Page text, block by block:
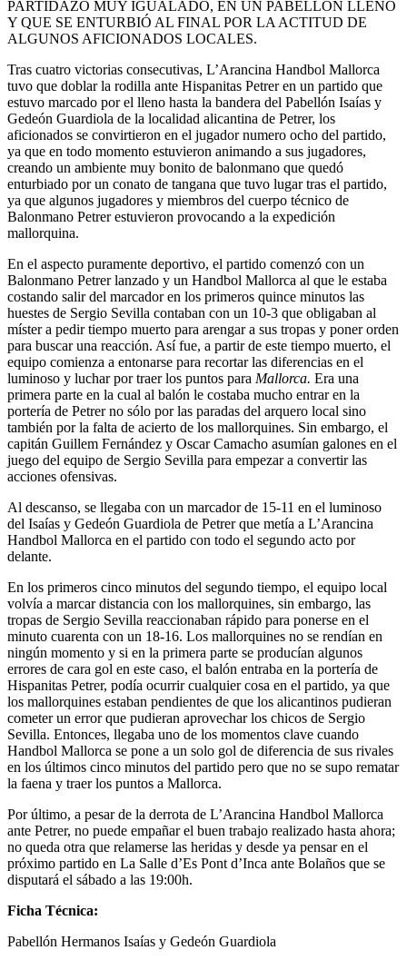
PARTIDAZO MUY IGUALADO, EN UN PABELLÓN LLENO
Y QUE SE ENTURBIÓ AL FINAL POR LA ACTITUD DE
ALGUNOS AFICIONADOS LOCALES.
Tras cuatro victorias consecutivas, L’Arancina Handbol Mallorca
tuvo que doblar la rodilla ante Hispanitas Petrer en un partido que
estuvo marcado por el lleno hasta la bandera del Pabellón Isaías y
Gedeón Guardiola de la localidad alicantina de Petrer, los
aficionados se convirtieron en el jugador numero ocho del partido,
ya que en todo momento estuvieron animando a sus jugadores,
creando un ambiente muy bonito de balonmano que quedó
enturbiado por un conato de tangana que tuvo lugar tras el partido,
ya que algunos jugadores y miembros del cuerpo técnico de
Balonmano Petrer estuvieron provocando a la expedición
mallorquina.
En el aspecto puramente deportivo, el partido comenzó con un
Balonmano Petrer lanzado y un Handbol Mallorca al que le estaba
costando salir del marcador en los primeros quince minutos las
huestes de Sergio Sevilla contaban con un 10-3 que obligaban al
míster a pedir tiempo muerto para arengar a sus tropas y poner orden
para buscar una reacción. Así fue, a partir de este tiempo muerto, el
equipo comienza a entonarse para recortar las diferencias en el
luminoso y luchar por traer los puntos para Mallorca. Era una
primera parte en la cual al balón le costaba mucho entrar en la
portería de Petrer no sólo por las paradas del arquero local sino
también por la falta de acierto de los mallorquines. Sin embargo, el
capitán Guillem Fernández y Oscar Camacho asumían galones en el
juego del equipo de Sergio Sevilla para empezar a convertir las
acciones ofensivas.
Al descanso, se llegaba con un marcador de 15-11 en el luminoso
del Isaías y Gedeón Guardiola de Petrer que metía a L’Arancina
Handbol Mallorca en el partido con todo el segundo acto por
delante.
En los primeros cinco minutos del segundo tiempo, el equipo local
volvía a marcar distancia con los mallorquines, sin embargo, las
tropas de Sergio Sevilla reaccionaban rápido para ponerse en el
minuto cuarenta con un 18-16. Los mallorquines no se rendían en
ningún momento y si en la primera parte se producían algunos
errores de cara gol en este caso, el balón entraba en la portería de
Hispanitas Petrer, podía ocurrir cualquier cosa en el partido, ya que
los mallorquines estaban pendientes de que los alicantinos pudieran
cometer un error que pudieran aprovechar los chicos de Sergio
Sevilla. Entonces, llegaba uno de los momentos clave cuando
Handbol Mallorca se pone a un solo gol de diferencia de sus rivales
en los últimos cinco minutos del partido pero que no se supo rematar
la faena y traer los puntos a Mallorca.
Por último, a pesar de la derrota de L’Arancina Handbol Mallorca
ante Petrer, no puede empañar el buen trabajo realizado hasta ahora;
no queda otra que relamerse las heridas y desde ya pensar en el
próximo partido en La Salle d’Es Pont d’Inca ante Bolaños que se
disputará el sábado a las 19:00h.
Ficha Técnica:
Pabellón Hermanos Isaías y Gedeón Guardiola